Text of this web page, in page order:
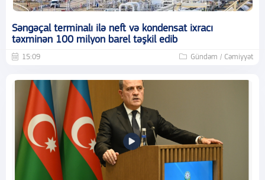
Səngəçal terminalı ilə neft və kondensat ixracı
təxminən 100 milyon barel təşkil edib
15:09 Gündəm / Cəmiyyət